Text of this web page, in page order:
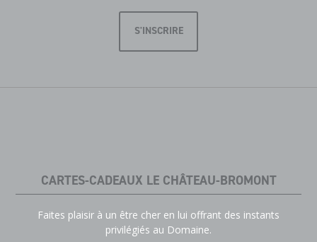
S'INSCRIRE
CARTES-CADEAUX LE CHÂTEAU-BROMONT
Faites plaisir à un être cher en lui offrant des instants
privilégiés au Domaine.